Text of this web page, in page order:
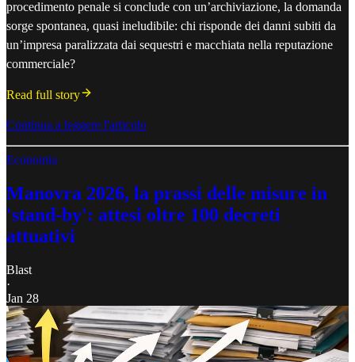
procedimento penale si conclude con un’archiviazione, la domanda
sorge spontanea, quasi ineludibile: chi risponde dei danni subiti da
un’impresa paralizzata dai sequestri e macchiata nella reputazione
commerciale?
Read full story
Continua a leggere l'articolo
Economia
Manovra 2026, la prassi delle misure in
'stand-by': attesi oltre 100 decreti
attuativi
Blast
·
Jan 28